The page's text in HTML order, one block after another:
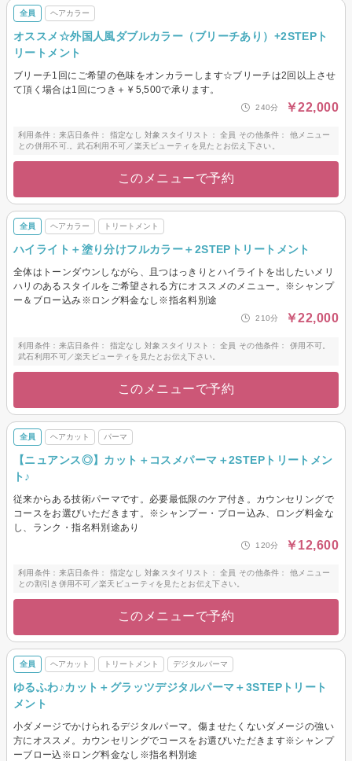
全員 ヘアカラー
オススメ☆外国人風ダブルカラー（ブリーチあり）+2STEPト
リートメント
ブリーチ1回にご希望の色味をオンカラーします☆ブリーチは2回以上させ
て頂く場合は1回につき＋￥5,500で承ります。
240分 ￥22,000
利用条件：来店日条件： 指定なし 対象スタイリスト： 全員 その他条件： 他メニュー
との併用不可.。武石利用不可／楽天ビューティを見たとお伝え下さい。
このメニューで予約
全員 ヘアカラー トリートメント
ハイライト＋塗り分けフルカラー＋2STEPトリートメント
全体はトーンダウンしながら、且つはっきりとハイライトを出したいメリ
ハリのあるスタイルをご希望される方にオススメのメニュー。※シャンプ
ー＆ブロー込み※ロング料金なし※指名料別途
210分 ￥22,000
利用条件：来店日条件： 指定なし 対象スタイリスト： 全員 その他条件： 併用不可。
武石利用不可／楽天ビューティを見たとお伝え下さい。
このメニューで予約
全員 ヘアカット パーマ
【ニュアンス◎】カット＋コスメパーマ＋2STEPトリートメン
ト♪
従来からある技術パーマです。必要最低限のケア付き。カウンセリングで
コースをお選びいただきます。※シャンプー・ブロー込み、ロング料金な
し、ランク・指名料別途あり
120分 ￥12,600
利用条件：来店日条件： 指定なし 対象スタイリスト： 全員 その他条件： 他メニュー
との割引き併用不可／楽天ビューティを見たとお伝え下さい。
このメニューで予約
全員 ヘアカット トリートメント デジタルパーマ
ゆるふわ♪カット＋グラッツデジタルパーマ＋3STEPトリート
メント
小ダメージでかけられるデジタルパーマ。傷ませたくないダメージの強い
方にオススメ。カウンセリングでコースをお選びいただきます※シャンプ
ーブロー込※ロング料金なし※指名料別途